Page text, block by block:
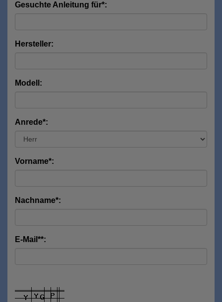
Gesuchte Anleitung für*:
Hersteller:
Modell:
Anrede*:
Vorname*:
Nachname*:
E-Mail**: